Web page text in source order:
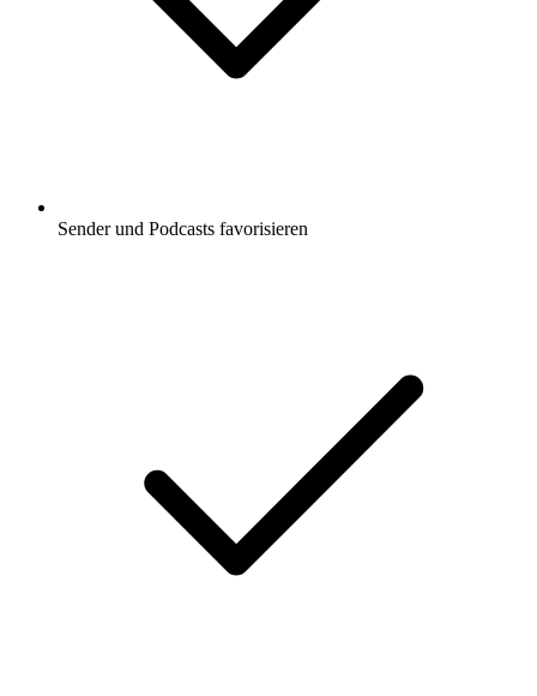
Sender und Podcasts favorisieren